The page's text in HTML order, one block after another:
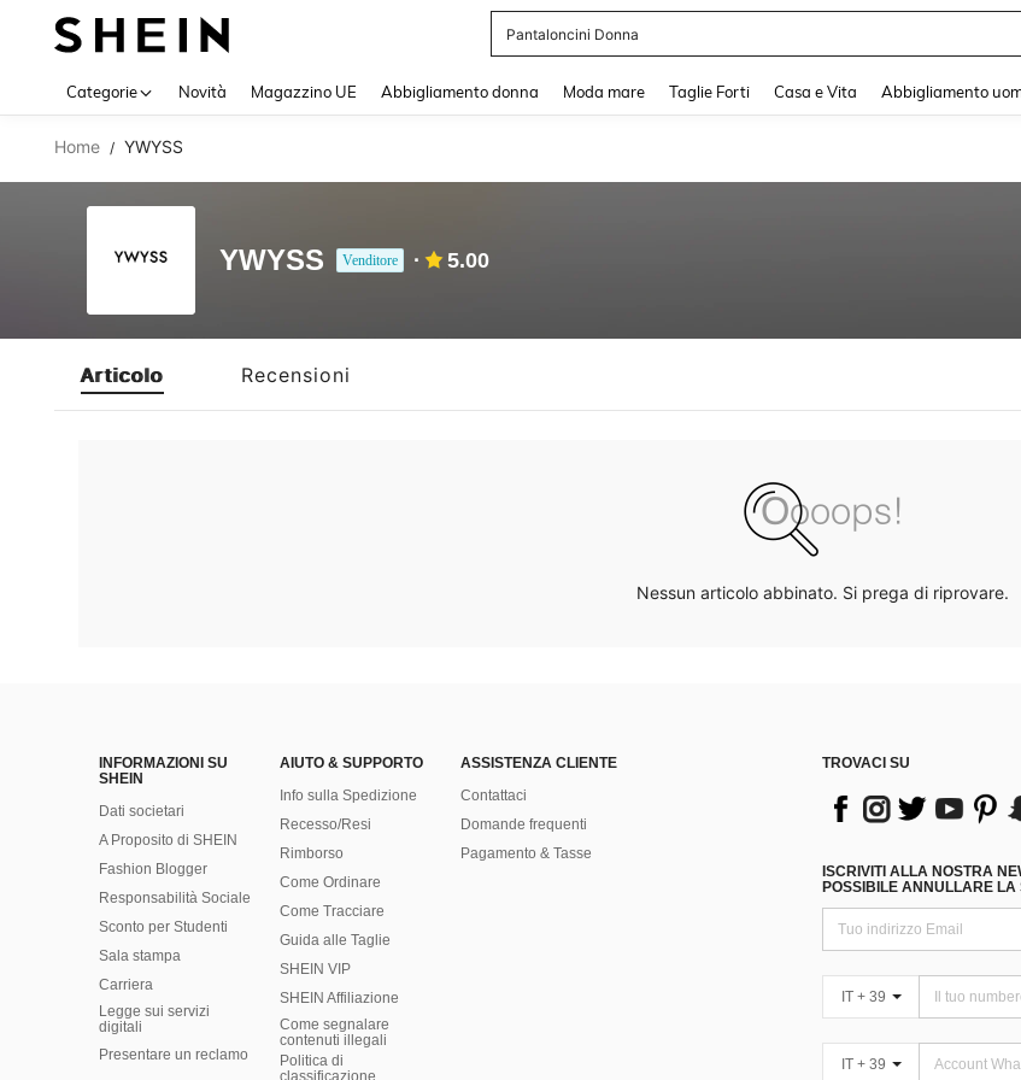
Pantaloncini Donna
Categorie Novità Magazzino UE Abbigliamento donna Moda mare Taglie Forti Casa e Vita Abbigliamento
Home / YWYSS
YWYSS Venditore 5.00
Articolo Recensioni
Nessun articolo abbinato. Si prega di riprovare.
INFORMAZIONI SU
SHEIN
Dati societari
A Proposito di SHEIN
Fashion Blogger
Responsabilità Sociale
Sconto per Studenti
Sala stampa
Carriera
Legge sui servizi
digitali
Presentare un reclamo
AIUTO & SUPPORTO
Info sulla Spedizione
Recesso/Resi
Rimborso
Come Ordinare
Come Tracciare
Guida alle Taglie
SHEIN VIP
SHEIN Affiliazione
Come segnalare
contenuti illegali
Politica di
classificazione
ASSISTENZA CLIENTE
Contattaci
Domande frequenti
Pagamento & Tasse
TROVACI SU
ISCRIVITI ALLA NOSTRA
POSSIBILE ANNULLARE LA
IT + 39
IT + 39